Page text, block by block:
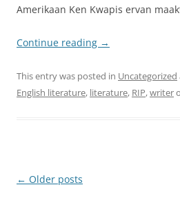
Amerikaan Ken Kwapis ervan
Continue reading →
This entry was posted in Uncategorized
English literature, literature, RIP,writer
Post
← Older posts